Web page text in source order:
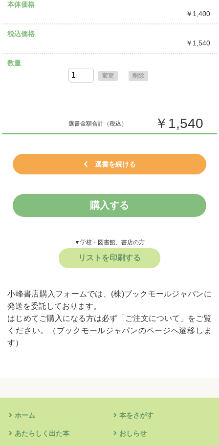
本体価格
￥1,400
税込価格
￥1,540
数量
変更 削除
選書金額合計（税込） ￥1,540
選書を続ける
購入する
▼学校・図書館、書店の方
リストを印刷する
小峰書店購入フォームでは、(株)ブックモールジャパンに
発送を委託しております。
はじめてご購入になる方は必ず 「ご注文について」 をご覧
ください。
（ブックモールジャパンのページへ遷移しま
す）
ホーム 本をさがす
あたらしく出た本 おしらせ